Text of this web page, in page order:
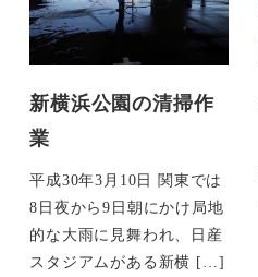
新横浜公園の清掃作
業
平成30年3月10日 関東では
8日夜から9日朝にかけ局地
的な大雨に見舞われ、日産
スタジアムがある新横 […]